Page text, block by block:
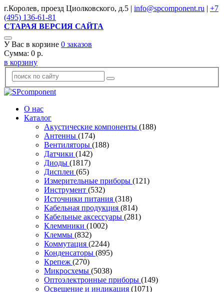
г.Королев, проезд Циолковского, д.5 | info@spcomponent.ru | +7
(495) 136-61-81
СТАРАЯ ВЕРСИЯ САЙТА
У Вас в корзине 0 заказов
Сумма: 0 р.
в корзину
О нас
Каталог
Акустические компоненты (188)
Антенны (174)
Вентиляторы (188)
Датчики (142)
Диоды (1817)
Дисплеи (65)
Измерительные приборы (121)
Инструмент (532)
Источники питания (318)
Кабельная продукция (814)
Кабельные аксессуары (281)
Клеммники (1002)
Клеммы (832)
Коммутация (2244)
Конденсаторы (895)
Крепеж (270)
Микросхемы (5038)
Оптоэлектронные приборы (149)
Освещение и индикация (1071)